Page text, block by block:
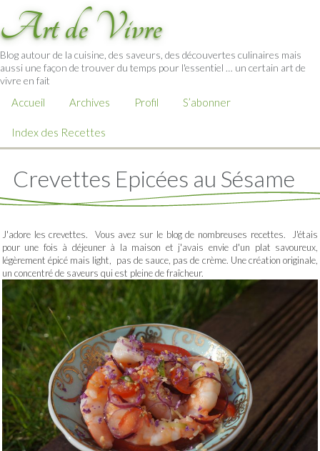
Art de Vivre
Blog autour de la cuisine, des saveurs, des découvertes culinaires mais
aussi une façon de trouver du temps pour l'essentiel … un certain art de
vivre en fait
Accueil Archives Profil S’abonner
Index des Recettes
Crevettes Epicées au Sésame
J'adore les crevettes. Vous avez sur le blog de nombreuses recettes. J'étais
pour une fois à déjeuner à la maison et j'avais envie d'un plat savoureux,
légèrement épicé mais light, pas de sauce, pas de crème. Une création originale,
un concentré de saveurs qui est pleine de fraîcheur.